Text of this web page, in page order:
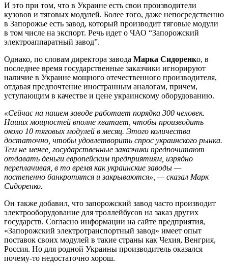
И это при том, что в Украине есть свои производители
кузовов и тяговых модулей. Более того, даже непосредственно
в Запорожье есть завод, который производит тяговые модули
в том числе на экспорт. Речь идет о ЧАО “Запорожский
электроаппаратный завод”.
Однако, по словам директора завода Марка Сидоренко, в
последнее время государственные заказчики игнорируют
наличие в Украине мощного отечественного производителя,
отдавая предпочтение иностранным аналогам, причем,
уступающим в качестве и цене украинскому оборудованию.
«Сейчас на нашем заводе работает порядка 300 человек.
Наших мощностей вполне хватает, чтобы производить
около 10 тяговых модулей в месяц. Этого количества
достаточно, чтобы удовлетворить спрос украинского рынка.
Тем не менее, государственные заказчики предпочитают
отдавать деньги европейским предприятиям, изрядно
переплачивая, в то время как украинские заводы —
постепенно банкротятся и закрываются», — сказал Марк
Сидоренко.
Он также добавил, что запорожский завод часто производит
электрооборудование для троллейбусов на заказ других
государств. Согласно информации на сайте предприятия,
«Запорожский электротранспортный завод» имеет опыт
поставок своих модулей в такие страны как Чехия, Венгрия,
Россия. Но для родной Украины производитель оказался
почему-то недостаточно хорош.